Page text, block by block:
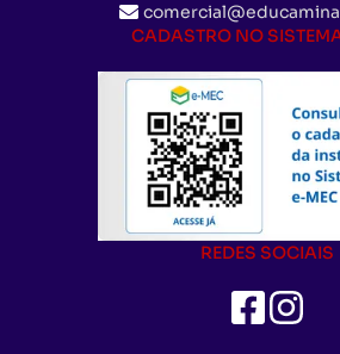
CADASTRO NO
REDES SOCIAIS